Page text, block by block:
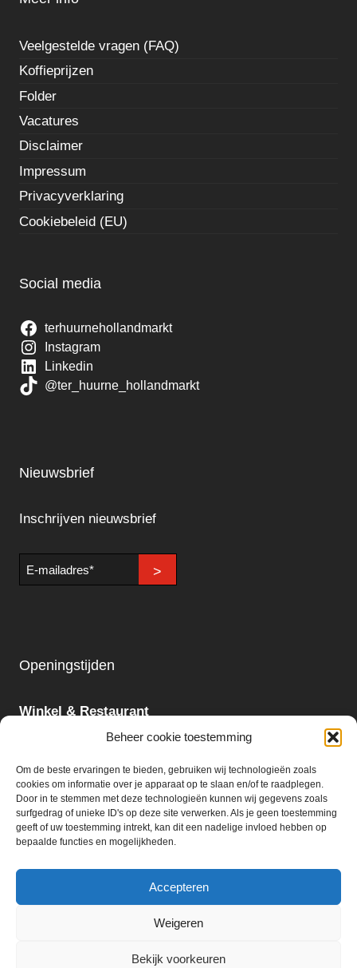
Beheer cookie toestemming
Om de beste ervaringen te bieden, gebruiken wij technologieën zoals
cookies om informatie over je apparaat op te slaan en/of te raadplegen.
Door in te stemmen met deze technologieën kunnen wij gegevens zoals
surfgedrag of unieke ID's op deze site verwerken. Als je geen toestemming
geeft of uw toestemming intrekt, kan dit een nadelige invloed hebben op
bepaalde functies en mogelijkheden.
Accepteren
Weigeren
Bekijk voorkeuren
Veelgestelde vragen (FAQ)
Koffieprijzen
Folder
Vacatures
Disclaimer
Impressum
Privacyverklaring
Cookiebeleid (EU)
Social media
terhuurnehollandmarkt
Instagram
Linkedin
@ter_huurne_hollandmarkt
Nieuwsbrief
Inschrijven nieuwsbrief
E-
mailadres
>
Openingstijden
Winkel & Restaurant
Maandag - Zondag
Slijterij:
Maandag - Zaterdag
09:00 - 18:00